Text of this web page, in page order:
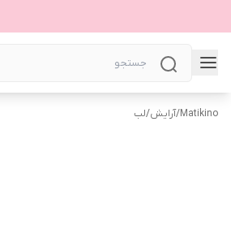
Matikino
/آرایش/لب